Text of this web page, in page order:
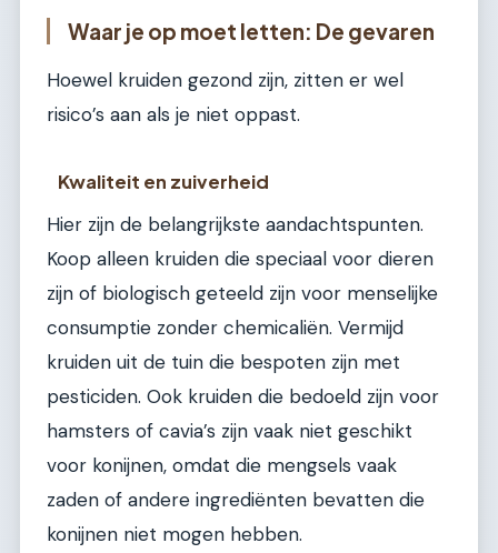
Waar je op moet letten: De gevaren
Hoewel kruiden gezond zijn, zitten er wel
risico’s aan als je niet oppast.
Kwaliteit en zuiverheid
Hier zijn de belangrijkste aandachtspunten.
Koop alleen kruiden die speciaal voor dieren
zijn of biologisch geteeld zijn voor menselijke
consumptie zonder chemicaliën. Vermijd
kruiden uit de tuin die bespoten zijn met
pesticiden. Ook kruiden die bedoeld zijn voor
hamsters of cavia’s zijn vaak niet geschikt
voor konijnen, omdat die mengsels vaak
zaden of andere ingrediënten bevatten die
konijnen niet mogen hebben.